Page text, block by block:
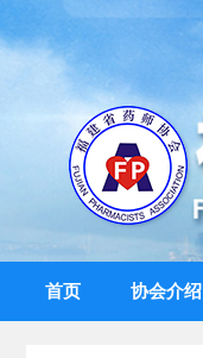
首页 协会介绍